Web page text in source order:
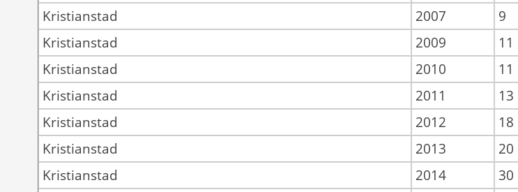
Kristianstad
2007
9
Kristianstad
2009
11
Kristianstad
2010
11
Kristianstad
2011
13
Kristianstad
2012
18
Kristianstad
2013
20
Kristianstad
2014
30